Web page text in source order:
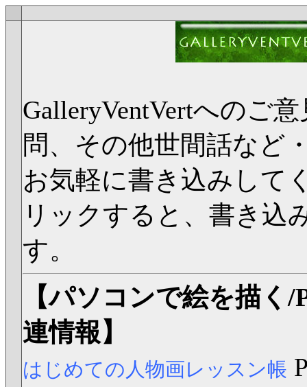
GalleryVentVertへのご
問、その他世間話など
お気軽に書き込みして
リックすると、書き込
す。
【パソコンで絵を描く
連情報】
はじめての人物画レッスン帳